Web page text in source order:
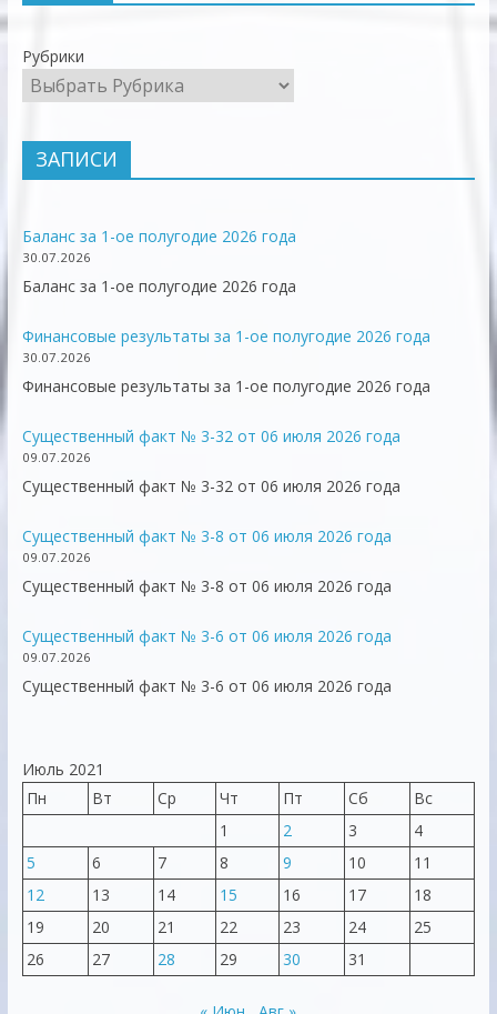
Рубрики
ЗАПИСИ
Баланс за 1-ое полугодие 2026 года
30.07.2026
Баланс за 1-ое полугодие 2026 года
Финансовые результаты за 1-ое полугодие 2026 года
30.07.2026
Финансовые результаты за 1-ое полугодие 2026 года
Существенный факт № 3-32 от 06 июля 2026 года
09.07.2026
Существенный факт № 3-32 от 06 июля 2026 года
Существенный факт № 3-8 от 06 июля 2026 года
09.07.2026
Существенный факт № 3-8 от 06 июля 2026 года
Существенный факт № 3-6 от 06 июля 2026 года
09.07.2026
Существенный факт № 3-6 от 06 июля 2026 года
Июль 2021
Пн
Вт Ср Чт Пт Сб
Вс
1
2 3
4
5
6 7 8 9 10
11
12
13 14 15 16 17
18
19
20 21 22 23 24
25
26
27 28 29 30 31